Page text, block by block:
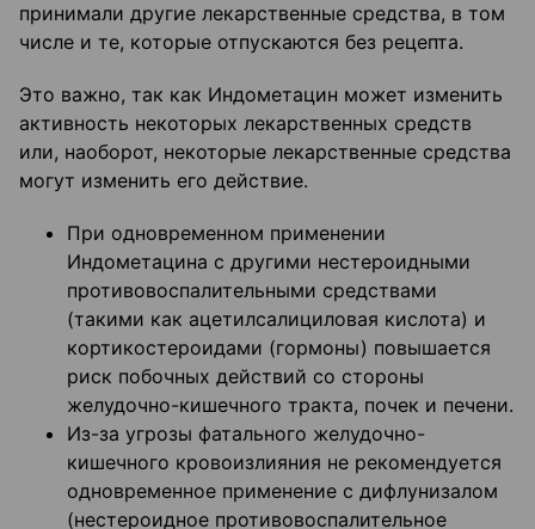
принимали другие лекарственные средства, в том
числе и те, которые отпускаются без рецепта.
Это важно, так как Индометацин может изменить
активность некоторых лекарственных средств
или, наоборот, некоторые лекарственные средства
могут изменить его действие.
При одновременном применении
Индометацина с другими нестероидными
противовоспалительными средствами
(такими как ацетилсалициловая кислота) и
кортикостероидами (гормоны) повышается
риск побочных действий со стороны
желудочно-кишечного тракта, почек и печени.
Из-за угрозы фатального желудочно-
кишечного кровоизлияния не рекомендуется
одновременное применение с дифлунизалом
(нестероидное противовоспалительное